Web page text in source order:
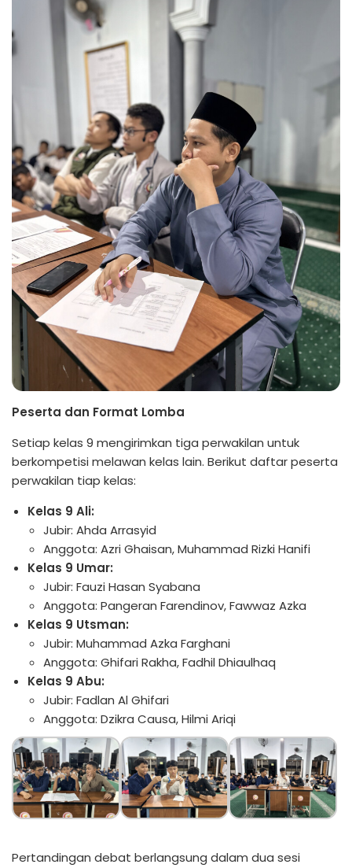
Peserta dan Format Lomba
Setiap kelas 9 mengirimkan tiga perwakilan untuk
berkompetisi melawan kelas lain. Berikut daftar peserta
perwakilan tiap kelas:
Kelas 9 Ali:
Jubir: Ahda Arrasyid
Anggota: Azri Ghaisan, Muhammad Rizki Hanifi
Kelas 9 Umar:
Jubir: Fauzi Hasan Syabana
Anggota: Pangeran Farendinov, Fawwaz Azka
Kelas 9 Utsman:
Jubir: Muhammad Azka Farghani
Anggota: Ghifari Rakha, Fadhil Dhiaulhaq
Kelas 9 Abu:
Jubir: Fadlan Al Ghifari
Anggota: Dzikra Causa, Hilmi Ariqi
Pertandingan debat berlangsung dalam dua sesi